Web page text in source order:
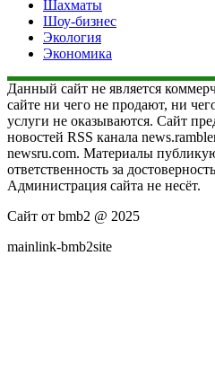
Шахматы
Шоу-бизнес
Экология
Экономика
Данный сайт не является
сайте ни чего не продают, ни
услуги не оказываются. Сайт
новостей RSS канала
newsru.com. Материалы
ответственность за
Администрация сайта не несёт.
Сайт от bmb2 @ 2025
mainlink-bmb2site